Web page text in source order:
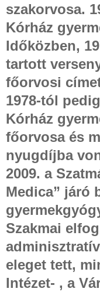
szakorvosa.
Kórház
Időközben,
tartott
főorvosi
1978-tól
Kórház
főorvosa és
nyugdíjba
2009. a
Medica” járó
Szakmai
eleget tett,
Intézet- , a